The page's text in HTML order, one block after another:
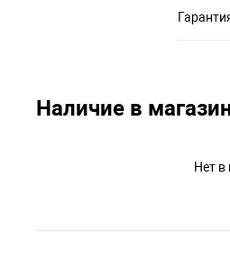
Наличие в
Нет в